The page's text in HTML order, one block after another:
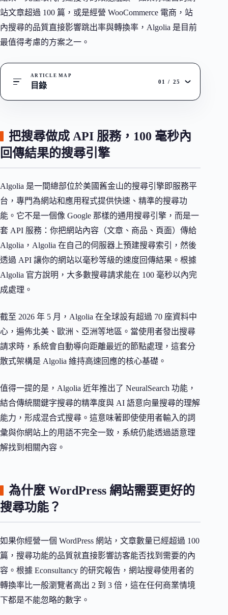
站文章超過 100 篇，或是經營 WooCommerce 電商，站
內搜尋的品質直接影響跳出率與轉換率，Algolia 是目前
最值得考慮的方案之一。
ARTICLE MAP
目錄 01 / 25
把搜尋做成 API 服務，100 毫秒內
回傳結果的搜尋引擎
Algolia 是一間總部位於美國舊金山的搜尋引擎即服務平
台，專門為網站和應用程式提供快速、精準的搜尋功
能。它不是一個像 Google 那樣的通用搜尋引擎，而是一
套 API 服務：你把網站內容（文章、商品、頁面）傳給
Algolia，Algolia 在自己的伺服器上預建搜尋索引，然後
透過 API 讓你的網站以毫秒等級的速度回傳結果。根據
Algolia 官方說明，大多數搜尋請求能在 100 毫秒以內完
成處理。
截至 2026 年 5 月，Algolia 在全球設有超過 70 座資料中
心，遍佈北美、歐洲、亞洲等地區。當使用者發出搜尋
請求時，系統會自動導向距離最近的節點處理，這套分
散式架構是 Algolia 維持高速回應的核心基礎。
值得一提的是，Algolia 近年推出了 NeuralSearch 功能，
結合傳統關鍵字搜尋的精準度與 AI 語意向量搜尋的理解
能力，形成混合式搜尋。這意味著即使使用者輸入的詞
彙與你網站上的用語不完全一致，系統仍能透過語意理
解找到相關內容。
為什麼 WordPress 網站需要更好的
搜尋功能？
如果你經營一個 WordPress 網站，文章數量已經超過 100
篇，搜尋功能的品質就直接影響訪客能否找到需要的內
容。根據 Econsultancy 的研究報告，網站搜尋使用者的
轉換率比一般瀏覽者高出 2 到 3 倍，這在任何商業情境
下都是不能忽略的數字。